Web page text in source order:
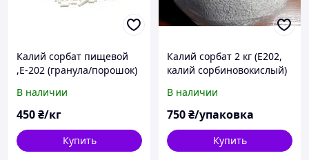
Калий сорбат пищевой
,Е-202 (гранула/порошок)
Калію сорбат. Сорбат
калію
В наличии
450₴/кг
Купить
Калий сорбат 2 кг (Е202,
калий сорбиновокислый)
В наличии
750₴/упаковка
Купить